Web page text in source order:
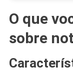
O que
sobre